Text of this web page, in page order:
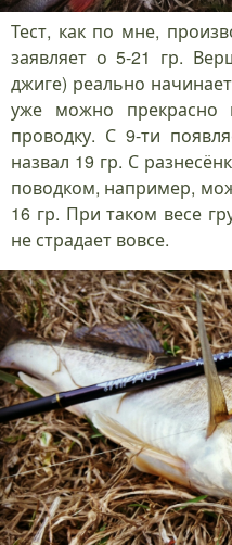
Тест, как по мне,
заявляет о 5-21 гр.
джиге) реально
уже можно прекрасно
проводку. С 9-ти
назвал 19 гр. С
поводком, например,
16 гр. При таком весе
не страдает вовсе.